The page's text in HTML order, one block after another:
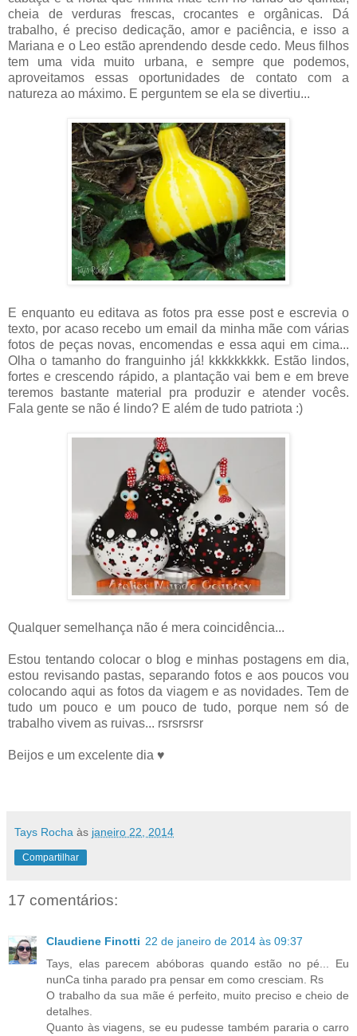
cheia de verduras frescas, crocantes e orgânicas. Dá
trabalho, é preciso dedicação, amor e paciência, e isso a
Mariana e o Leo estão aprendendo desde cedo. Meus filhos
tem uma vida muito urbana, e sempre que podemos,
aproveitamos essas oportunidades de contato com a
natureza ao máximo. E perguntem se ela se divertiu...
E enquanto eu editava as fotos pra esse post e escrevia o
texto, por acaso recebo um email da minha mãe com várias
fotos de peças novas, encomendas e essa aqui em cima...
Olha o tamanho do franguinho já! kkkkkkkkk. Estão lindos,
fortes e crescendo rápido, a plantação vai bem e em breve
teremos bastante material pra produzir e atender vocês.
Fala gente se não é lindo? E além de tudo patriota :)
Qualquer semelhança não é mera coincidência...
Estou tentando colocar o blog e minhas postagens em dia,
estou revisando pastas, separando fotos e aos poucos vou
colocando aqui as fotos da viagem e as novidades. Tem de
tudo um pouco e um pouco de tudo, porque nem só de
trabalho vivem as ruivas... rsrsrsrsr
Beijos e um excelente dia ♥
Tays Rocha às janeiro 22, 2014
Compartilhar
17 comentários:
Claudiene Finotti 22 de janeiro de 2014 às 09:37
Tays, elas parecem abóboras quando estão no pé... Eu
nunCa tinha parado pra pensar em como cresciam. Rs
O trabalho da sua mãe é perfeito, muito preciso e cheio de
detalhes.
Quanto às viagens, se eu pudesse também pararia o carro